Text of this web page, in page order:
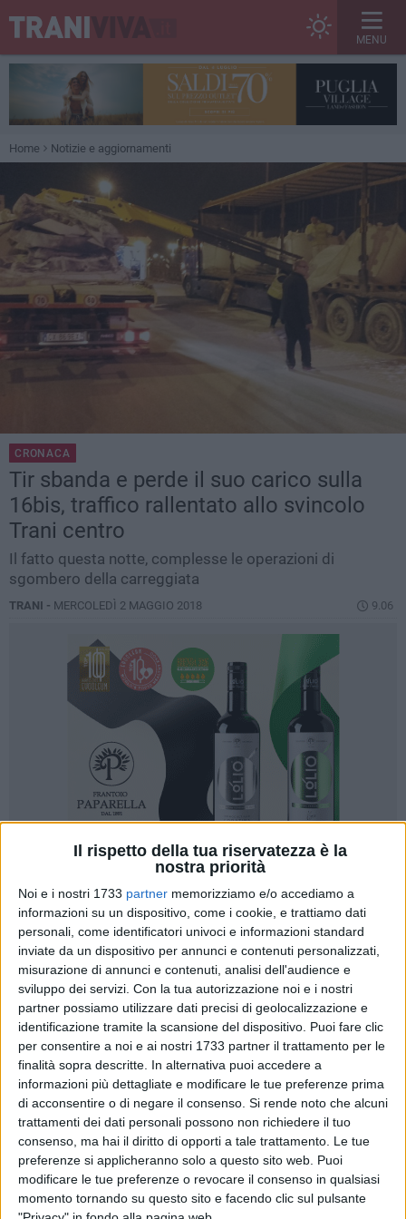
Il rispetto della tua riservatezza è la
nostra priorità
Noi e i nostri 1733 partner memorizziamo e/o accediamo a
informazioni su un dispositivo, come i cookie, e trattiamo dati
personali, come identificatori univoci e informazioni standard
inviate da un dispositivo per annunci e contenuti personalizzati,
misurazione di annunci e contenuti, analisi dell'audience e
sviluppo dei servizi. Con la tua autorizzazione noi e i nostri
partner possiamo utilizzare dati precisi di geolocalizzazione e
identificazione tramite la scansione del dispositivo. Puoi fare clic
per consentire a noi e ai nostri 1733 partner il trattamento per le
finalità sopra descritte. In alternativa puoi accedere a
informazioni più dettagliate e modificare le tue preferenze prima
di acconsentire o di negare il consenso. Si rende noto che alcuni
trattamenti dei dati personali possono non richiedere il tuo
consenso, ma hai il diritto di opporti a tale trattamento. Le tue
preferenze si applicheranno solo a questo sito web. Puoi
modificare le tue preferenze o revocare il consenso in qualsiasi
momento tornando su questo sito e facendo clic sul pulsante
MENU
Home Notizie e aggiornamenti
CRONACA
Tir sbanda e perde il suo carico sulla
16bis, traffico rallentato allo svincolo
Trani centro
Il fatto questa notte, complesse le operazioni di
sgombero della carreggiata
TRANI - MERCOLEDÌ 2 MAGGIO 2018 9.06
9
Ha perso il controllo del tir ed è uscito fuori strada. E'
successo questa notte, intorno le 4, sulla strada statale 16,
all'altezza dell'uscita Trani centro, direzione nord, dove il
conducente di un tir ha sbandato perdendo il suo carico
consistente in enormi sacchi di cemento.
Il fatto ha provocato disagi e forti rallentamenti dovute alle
complesse operazioni di rimozione del materiale dalla
carreggiata. Sul posto, infatti, sono dovuti intervenire
operatori specializzati con i loro mezzi, gli agenti della
Polizia locale oltre che Carabinieri e Polizia di Stato.